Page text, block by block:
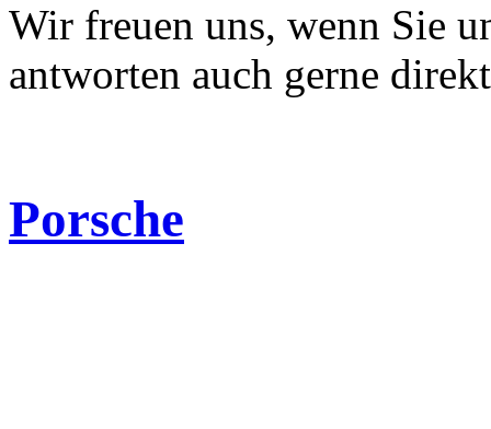
Wir freuen uns, wenn Sie
antworten auch gerne
Porsche